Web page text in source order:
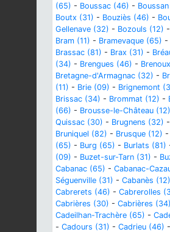
(65) - Boussac (46) -
Boutx (31) - Bouziès (46) -
Gellenave (32) - Bozouls (12) -
Bram (11) - Bramevaque (65) -
Brassac (81) - Brax (31) -
(34) - Brengues (46) -
Bretagne-d'Armagnac (32) -
(11) - Brie (09) - Brignemont
Brissac (34) - Brommat (12) -
(66) - Brousse-le-Château (12)
Quissac (30) - Brugnens (32) -
Bruniquel (82) - Brusque (12) -
(65) - Burg (65) - Burlats (81)
(09) - Buzet-sur-Tarn (31) -
Cabanac (65) - Cabanac-
Séguenville (31) - Cabanès (12)
Cabrerets (46) - Cabrerolles
Cabrières (30) - Cabrières (34)
Cadeilhan-Trachère (65) -
- Cadours (31) - Cadrieu (46) -